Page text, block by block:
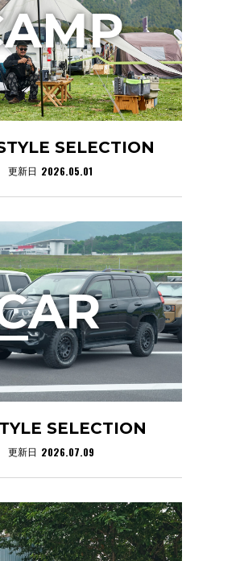
SELECTION
更新日 2026.05.01
AMP
SELECTION
更新日 2026.07.09
AR